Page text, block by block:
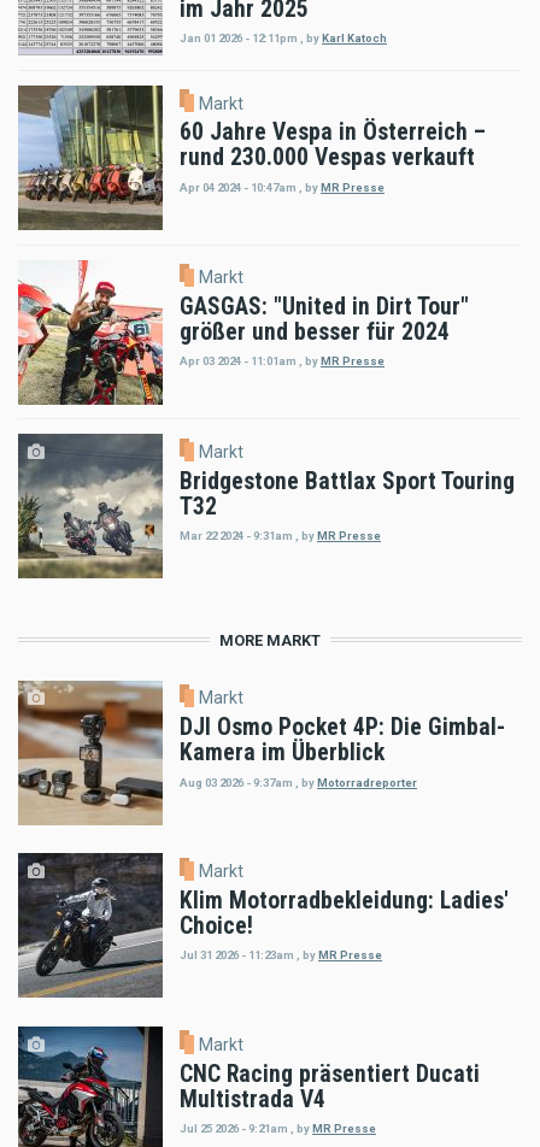
im Jahr 2025
Jan 01 2026 - 12:11pm byKarl Katoch
Markt
60 Jahre Vespa in Österreich –
rund 230.000 Vespas verkauft
Apr 04 2024 - 10:47am byMR Presse
Markt
GASGAS: "United in Dirt Tour"
größer und besser für 2024
Apr 03 2024 - 11:01am , by MR Presse
Markt
Bridgestone Battlax Sport Touring
T32
Mar 22 2024 - 9:31am , byMR Presse
MORE MARKT
Markt
DJI Osmo Pocket 4P: Die Gimbal-
Kamera im Überblick
Aug 03 2026 - 9:37am byMotorradreporter
Markt
Klim Motorradbekleidung: Ladies'
Choice!
Jul 31 2026 - 11:23am , by MR Presse
Markt
CNC Racing präsentiert Ducati
Multistrada V4
Jul 25 2026 - 9:21am byMR Presse